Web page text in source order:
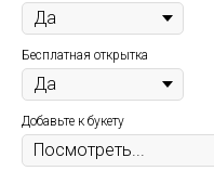
Бесплатная открытка
Добавьте к букету